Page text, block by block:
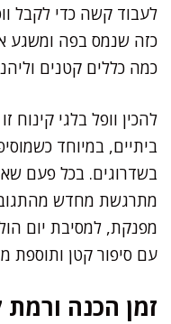
לעבוד קשה כדי לקבל
כזה שנמס בפה ומשגע
כמה כללים קטנים
להכין וופל בלגי
ביתיים, במיוחד
בשדרוגים. בכל פעם
מתרגשת מחדש
מפנקת, למסיבת יום
עם סיפור קטן ותוספת
זמן הכנה ורמת